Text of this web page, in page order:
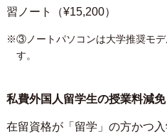
習ノート（¥15,200）
※③ノートパソコンは大学推奨モデ
す。
私費外国人留学生の授業料減免
在留資格が「留学」の方かつ